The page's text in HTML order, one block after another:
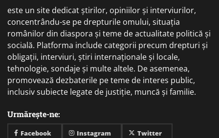
este un site dedicat știrilor, opiniilor și interviurilor,
concentrându-se pe drepturile omului, situația
românilor din diaspora și teme de actualitate politică și
socială. Platforma include categorii precum drepturi și
obligații, interviuri, știri internaționale și locale,
tehnologie, sondaje și multe altele. De asemenea,
promovează dezbaterile pe teme de interes public,
inclusiv subiecte legate de justiție, muncă și familie.
Urmărește-ne:
Facebook Instagram Twitter